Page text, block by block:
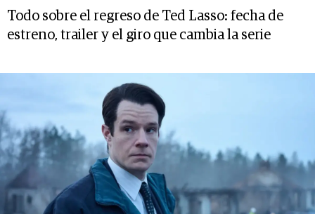
Todo sobre el regreso de Ted Lasso: fecha de
estreno, trailer y el giro que cambia la serie